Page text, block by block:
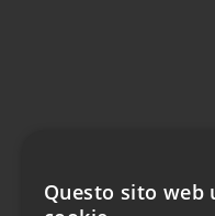
Questo sito web